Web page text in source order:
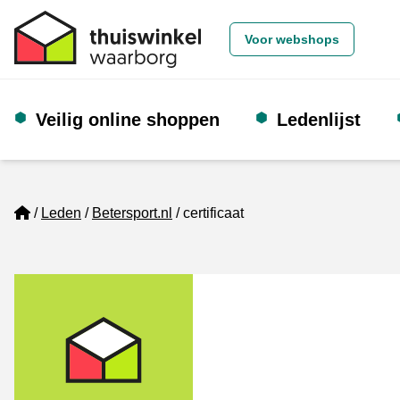
Voor webshops
Veilig online shoppen Ledenlijst
Home
Leden Betersport.nl certificaat